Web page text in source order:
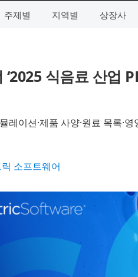
주제별 지역별 상장사
식음료 산업
레이션·제품 사양·원료 목록·
소프트웨어